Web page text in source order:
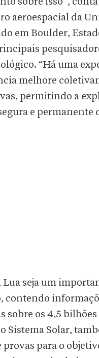
aeroespacial da
em Boulder,
“Há uma
melhore
permitindo a
e permanente
Lua seja um
contendo
sobre os 4,5 bilhões
Sistema Solar,
provas para o